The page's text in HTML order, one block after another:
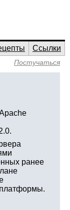
Ссылки
Постучаться
ранее
платформы.